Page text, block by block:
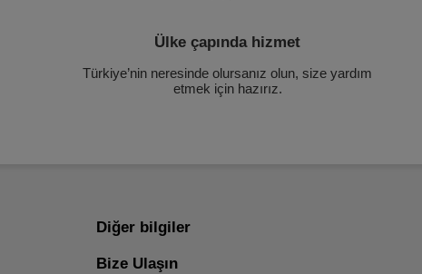
Ülke çapında hizmet
Türkiye’nin neresinde olursanız olun, size yardım
etmek için hazırız.
Diğer bilgiler
Bize Ulaşın